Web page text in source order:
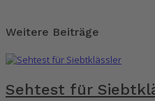
Weitere Beiträge
Sehtest für